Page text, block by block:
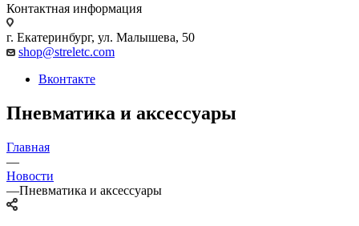
Контактная информация
г. Екатеринбург, ул. Малышева, 50
shop@streletc.com
Вконтакте
Пневматика и аксессуары
Главная
—
Новости
—Пневматика и аксессуары